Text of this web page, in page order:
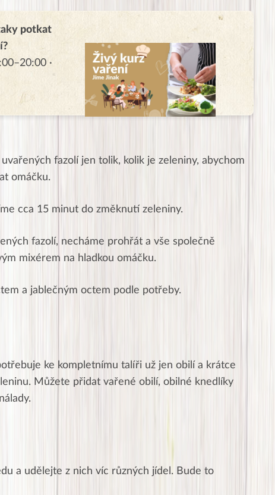
potkat
·
fazolí jen tolik, kolik je zeleniny, abychom
omáčku.
cca 15 minut do změknutí zeleniny.
fazolí, necháme prohřát a vše společně
mixérem na hladkou omáčku.
a jablečným octem podle potřeby.
ke kompletnímu talíři už jen obilí a krátce
Můžete přidat vařené obilí, obilné knedlíky
a udělejte z nich víc různých jídel. Bude to
Moc Vám všem děkuji za krásný pátek,
uznání pro hlavní dvojici Peťa a Gábi!! 👏
Posílá…